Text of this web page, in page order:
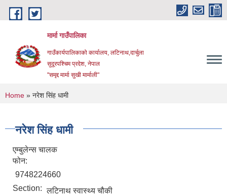
Skip to main content
मार्मा गाउँपालिका
गाउँकार्यपालिकाको कार्यालय, लटिनाथ,दार्चुला
सुदूरपश्चिम प्रदेश, नेपाल
"समृद्द मार्मा सुखी मार्माली"
You are here
Home » नरेश सिंह धामी
नरेश सिंह धामी
एम्बुलेन्स चालक
फोन:
9748224660
Section: लटिनाथ स्वास्थ्य चौकी